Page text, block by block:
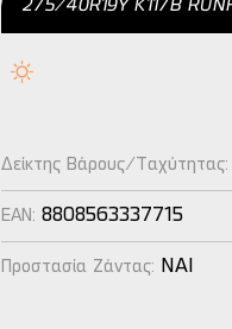
275/40R19Y Κ117Β
Δείκτης Βάρους/Ταχύτητας:
EAN: 8808563337715
Προστασία Ζάντας: NAI